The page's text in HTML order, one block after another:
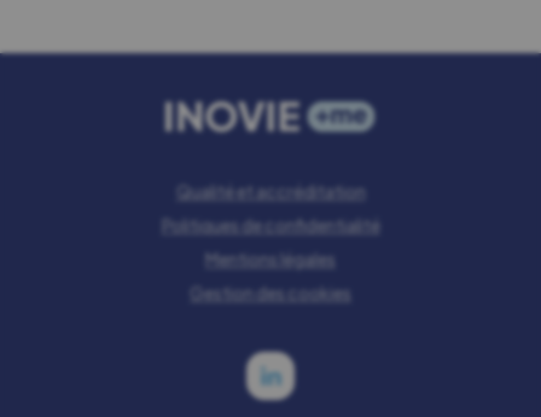
Qualité et accréditation
Politiques de confidentialité
Mentions légales
Gestion des cookies